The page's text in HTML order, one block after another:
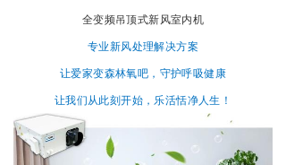
全变频吊顶式新风室内机
专业新风处理解决方案
让爱家变森林氧吧，守护呼吸健康
让我们从此刻开始，乐活恬净人生！